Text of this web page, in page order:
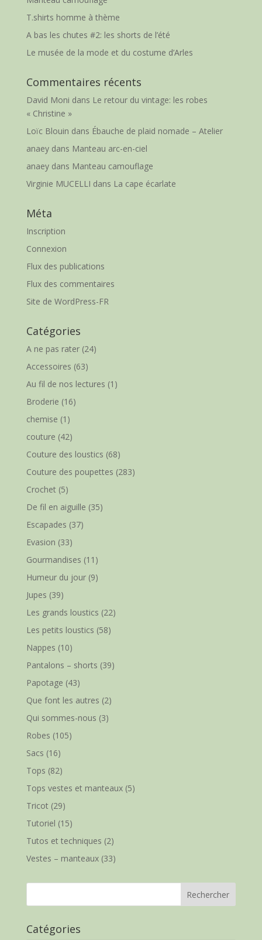
T.shirts homme à thème
A bas les chutes #2: les shorts de l’été
Le musée de la mode et du costume d’Arles
Commentaires récents
David Moni dans Le retour du vintage: les robes
« Christine »
Loïc Blouin dans Ébauche de plaid nomade – Atelier
anaeydans Manteau arc-en-ciel
anaeydans Manteau camouflage
Virginie MUCELLI dans La cape écarlate
Méta
Inscription
Connexion
Flux des publications
Flux des commentaires
Site de WordPress-FR
Catégories
A ne pas rater(24)
Accessoires (63)
Au fil de nos lectures (1)
Broderie (16)
chemise (1)
couture (42)
Couture des loustics (68)
Couture des poupettes (283)
Crochet(5)
De fil en aiguille (35)
Escapades (37)
Evasion (33)
Gourmandises (11)
Humeur du jour(9)
Jupes (39)
Les grands loustics (22)
Les petits loustics (58)
Nappes (10)
Pantalons – shorts (39)
Papotage (43)
Que font les autres (2)
Qui sommes-nous (3)
Robes (105)
Sacs (16)
Tops (82)
Tops vestes et manteaux(5)
Tricot(29)
Tutoriel (15)
Tutos et techniques (2)
Vestes – manteaux(33)
Catégories